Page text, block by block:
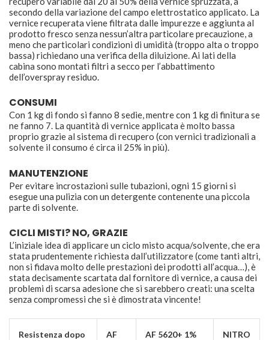
secondo della variazione del campo elettrostatico applicato. La
vernice recuperata viene filtrata dalle impurezze e aggiunta al
prodotto fresco senza nessun’altra particolare precauzione, a
meno che particolari condizioni di umidità (troppo alta o troppo
bassa) richiedano una verifica della diluizione. Ai lati della
cabina sono montati filtri a secco per l’abbattimento
dell’overspray residuo.
CONSUMI
Con 1 kg di fondo si fanno 8 sedie, mentre con 1 kg di finitura se
ne fanno 7. La quantità di vernice applicata è molto bassa
proprio grazie al sistema di recupero (con vernici tradizionali a
solvente il consumo é circa il 25% in più).
MANUTENZIONE
Per evitare incrostazioni sulle tubazioni, ogni 15 giorni si
esegue una pulizia con un detergente contenente una piccola
parte di solvente.
CICLI MISTI? NO, GRAZIE
L’iniziale idea di applicare un ciclo misto acqua/solvente, che era
stata prudentemente richiesta dall’utilizzatore (come tanti altri,
non si fidava molto delle prestazioni dei prodotti all’acqua…), è
stata decisamente scartata dal fornitore di vernice, a causa dei
problemi di scarsa adesione che si sarebbero creati: una scelta
senza compromessi che si è dimostrata vincente!
Resistenza dopo
AF
AF 5620+ 1%
NITRO